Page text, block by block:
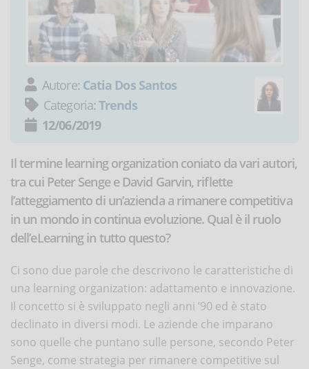
Autore: Catia Dos Santos
Categoria:Trends
12/06/2019
Il termine learning organization coniato da vari autori,
tra cui Peter Senge e David Garvin, riflette
l’atteggiamento di un’azienda a rimanere competitiva
in un mondo in continua evoluzione. Qual è il ruolo
dell’eLearning in tutto questo?
Ci sono due parole che descrivono le caratteristiche di
una learning organization: adattamento e innovazione.
Il concetto si è sviluppato negli anni ’90 ed è stato
declinato in diversi modi. Le aziende che imparano
sono quelle che puntano sulle persone, secondo Peter
Senge, come strategia per rimanere competitive sul